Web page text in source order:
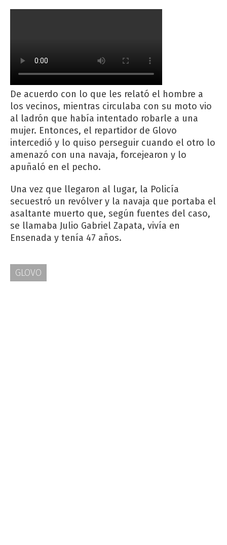
De acuerdo con lo que les relató el hombre a
los vecinos, mientras circulaba con su moto vio
al ladrón que había intentado robarle a una
mujer. Entonces, el repartidor de Glovo
intercedió y lo quiso perseguir cuando el otro lo
amenazó con una navaja, forcejearon y lo
apuñaló en el pecho.
Una vez que llegaron al lugar, la Policía
secuestró un revólver y la navaja que portaba el
asaltante muerto que, según fuentes del caso,
se llamaba Julio Gabriel Zapata, vivía en
Ensenada y tenía 47 años.
GLOVO